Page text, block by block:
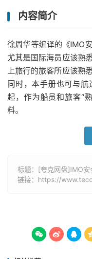
内容简介
徐周华等编译的《IMO
尤其是国际海员应该熟
上旅行的旅客所应该熟
同时，本手册也可与
起，作为船员和旅客“
料。
标题：[夸克网盘]IMO安
链接： https://
  